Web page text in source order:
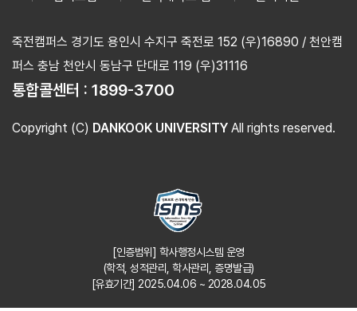
죽전캠퍼스 경기도 용인시 수지구 죽전로 152 (우)16890 / 천안캠
퍼스 충남 천안시 동남구 단대로 119 (우)31116
통합콜센터 : 1899-3700
Copyright (C) DANKOOK UNIVERSITY All rights reserved.
[인증범위] 학사행정시스템 운영
(학적, 성적관리, 학사관리, 증명발급)
[유효기간] 2025.04.06 ~ 2028.04.05